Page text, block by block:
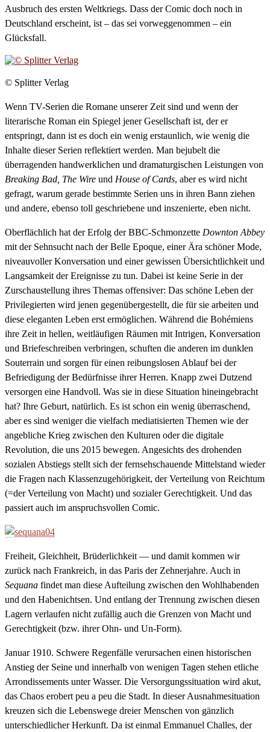
Ausbruch des ersten Weltkriegs. Dass der Comic doch noch in
Deutschland erscheint, ist – das sei vorweggenommen – ein
Glücksfall.
© Splitter Verlag
Wenn TV-Serien die Romane unserer Zeit sind und wenn der
literarische Roman ein Spiegel jener Gesellschaft ist, der er
entspringt, dann ist es doch ein wenig erstaunlich, wie wenig die
Inhalte dieser Serien reflektiert werden. Man bejubelt die
überragenden handwerklichen und dramaturgischen Leistungen von
Breaking Bad, The Wire und House of Cards, aber es wird nicht
gefragt, warum gerade bestimmte Serien uns in ihren Bann ziehen
und andere, ebenso toll geschriebene und inszenierte, eben nicht.
Oberflächlich hat der Erfolg der BBC-Schmonzette Downton Abbey
mit der Sehnsucht nach der Belle Epoque, einer Ära schöner Mode,
niveauvoller Konversation und einer gewissen Übersichtlichkeit und
Langsamkeit der Ereignisse zu tun. Dabei ist keine Serie in der
Zurschaustellung ihres Themas offensiver: Das schöne Leben der
Privilegierten wird jenen gegenübergestellt, die für sie arbeiten und
diese eleganten Leben erst ermöglichen. Während die Bohémiens
ihre Zeit in hellen, weitläufigen Räumen mit Intrigen, Konversation
und Briefeschreiben verbringen, schuften die anderen im dunklen
Souterrain und sorgen für einen reibungslosen Ablauf bei der
Befriedigung der Bedürfnisse ihrer Herren. Knapp zwei Dutzend
versorgen eine Handvoll. Was sie in diese Situation hineingebracht
hat? Ihre Geburt, natürlich. Es ist schon ein wenig überraschend,
aber es sind weniger die vielfach mediatisierten Themen wie der
angebliche Krieg zwischen den Kulturen oder die digitale
Revolution, die uns 2015 bewegen. Angesichts des drohenden
sozialen Abstiegs stellt sich der fernsehschauende Mittelstand wieder
die Fragen nach Klassenzugehörigkeit, der Verteilung von Reichtum
(=der Verteilung von Macht) und sozialer Gerechtigkeit. Und das
passiert auch im anspruchsvollen Comic.
Freiheit, Gleichheit, Brüderlichkeit — und damit kommen wir
zurück nach Frankreich, in das Paris der Zehnerjahre. Auch in
Sequana findet man diese Aufteilung zwischen den Wohlhabenden
und den Habenichtsen. Und entlang der Trennung zwischen diesen
Lagern verlaufen nicht zufällig auch die Grenzen von Macht und
Gerechtigkeit (bzw. ihrer Ohn- und Un-Form).
Januar 1910. Schwere Regenfälle verursachen einen historischen
Anstieg der Seine und innerhalb von wenigen Tagen stehen etliche
Arrondissements unter Wasser. Die Versorgungssituation wird akut,
das Chaos erobert peu a peu die Stadt. In dieser Ausnahmesituation
kreuzen sich die Lebenswege dreier Menschen von gänzlich
unterschiedlicher Herkunft. Da ist einmal Emmanuel Challes, der